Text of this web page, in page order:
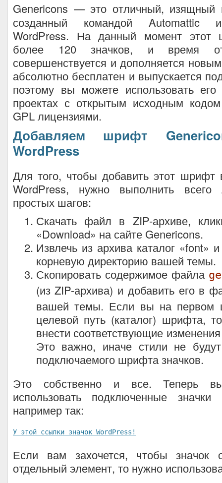
Genericons — это отличный, изящный
созданный командой Automattic
WordPress. На данный момент этот
более 120 значков, и время
совершенствуется и дополняется
абсолютно бесплатен и выпускается
поэтому вы можете использовать
проектах с открытым исходным
GPL лицензиями.
Добавляем шрифт
WordPress
Для того, чтобы добавить этот
WordPress, нужно выполнить всего
простых шагов:
Скачать файл в ZIP-архиве,
«Download» на сайте Genericons.
Извлечь из архива каталог «font»
корневую директорию вашей темы.
Скопировать содержимое файла
(из ZIP-архива) и добавить его в
вашей темы. Если вы на первом
целевой путь (каталог) шрифта,
внести соответствующие
Это важно, иначе стили не
подключаемого шрифта значков.
Это собственно и все. Теперь
использовать подключенные
например так:
У этой ссылки значок WordPress!
Если вам захочется, чтобы значок
отдельный элемент, то нужно